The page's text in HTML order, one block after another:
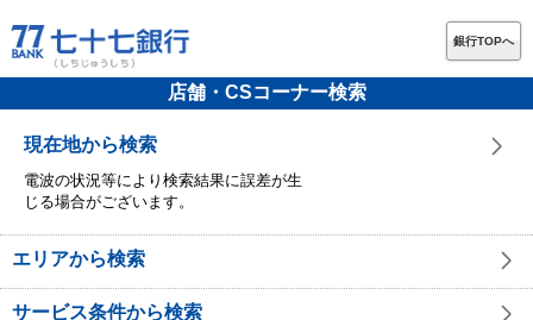
銀行TOPへ
店舗・CSコーナー検索
現在地から検索
電波の状況等により検索結果に誤差が生
じる場合がございます。
エリアから検索
サービス条件から検索